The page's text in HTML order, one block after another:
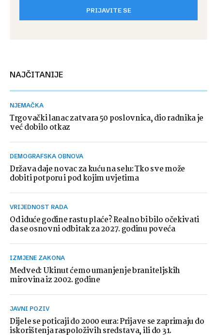
PRIJAVITE SE
NAJČITANIJE
NJEMAČKA
Trgovački lanac zatvara 50 poslovnica, dio radnika je
već dobilo otkaz
DEMOGRAFSKA OBNOVA
Država daje novac za kuću na selu: Tko sve može
dobiti potporu i pod kojim uvjetima
VRIJEDNOST RADA
Od iduće godine rastu plaće? Realno bi bilo očekivati
da se osnovni odbitak za 2027. godinu poveća
IZMJENE ZAKONA
Medved: Ukinut ćemo umanjenje braniteljskih
mirovina iz 2002. godine
JAVNI POZIV
Dijele se poticaji do 2000 eura: Prijave se zaprimaju do
iskorištenja raspoloživih sredstava, ili do 31.